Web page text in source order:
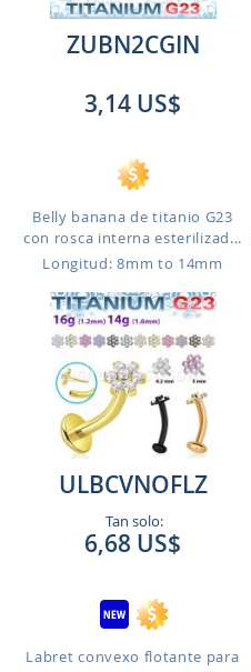
ZUBN2CGIN
3,14 US$
Belly banana de titanio G23
con rosca interna esterilizad...
Longitud: 8mm to 14mm
ULBCVNOFLZ
Tan solo:
6,68 US$
Labret convexo flotante para